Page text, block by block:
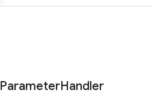
ParameterHandler